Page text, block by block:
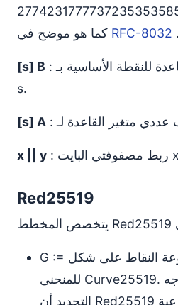
RFC-8032 .
[s] B : ضرب قياسي ثابت القاعدة للنقطة الأساسية بـ
s.
[s] A
x || y
Red25519
G := مجموعة النقاط على شكل Edwards
للمنحنى Curve25519. وهذا يعني على وجه
التحديد أن Red25519 يستخدم المجموعة الفرعية